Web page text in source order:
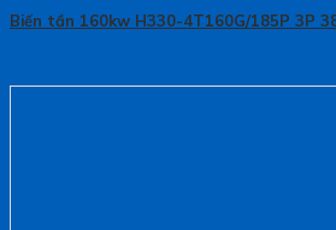
Biến tần 160kw H330-4T160G/185P 3P